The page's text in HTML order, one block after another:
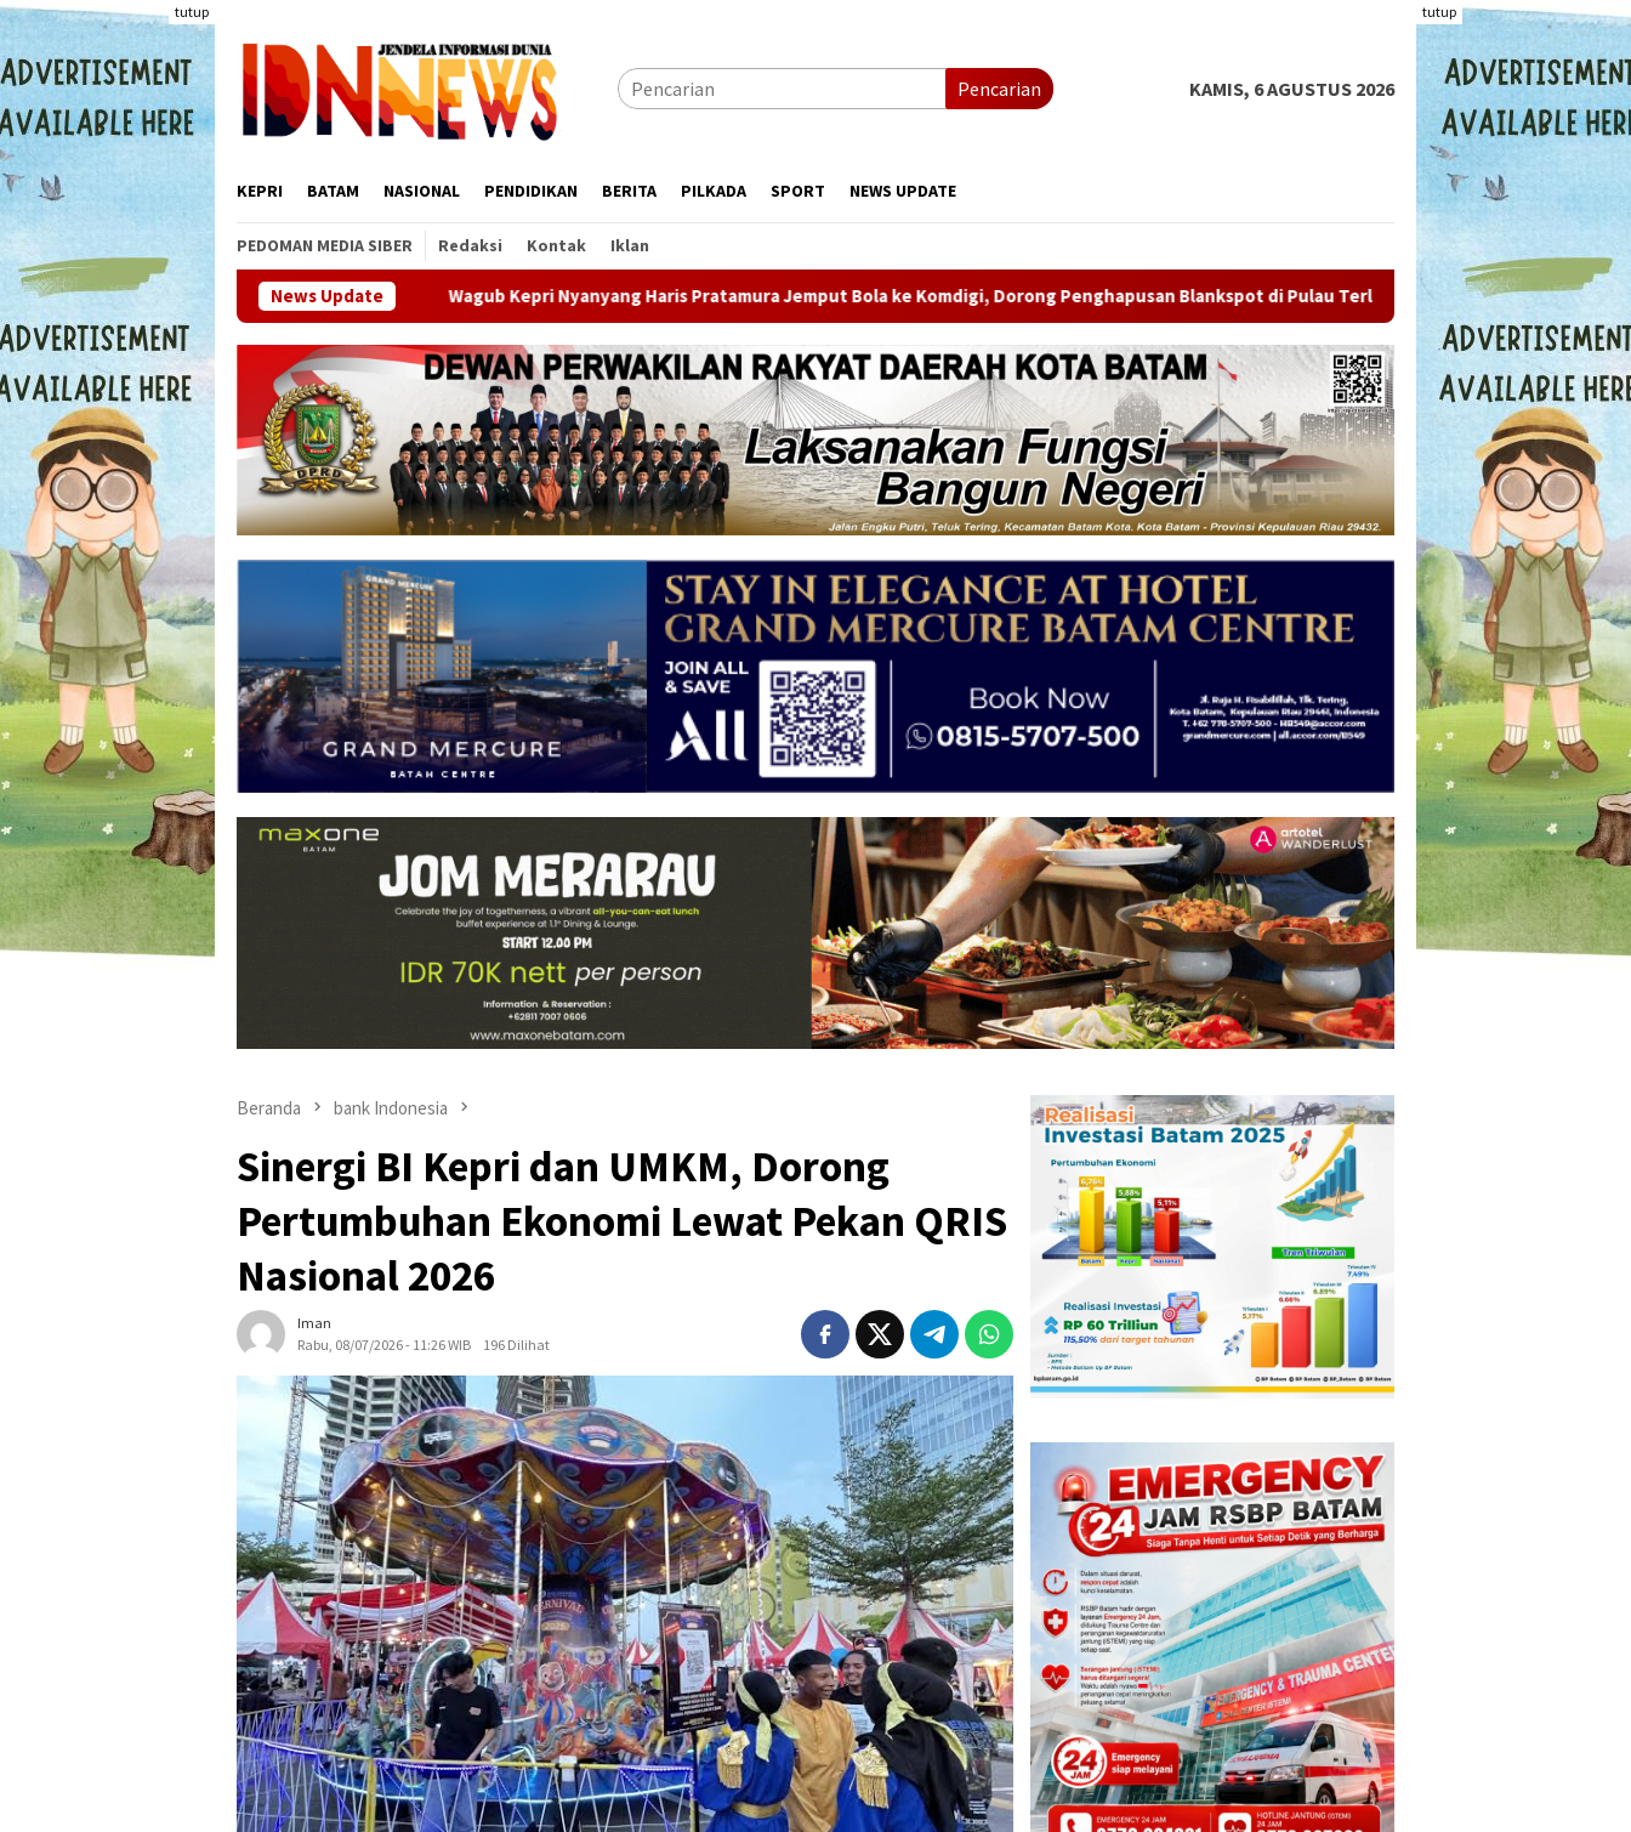
Loncat
ke
konten
tutup tutup
Pencarian KAMIS, 6 AGUSTUS 2026
KEPRI BATAM NASIONAL PENDIDIKAN BERITA PILKADA SPORT NEWS UPDATE
PEDOMAN MEDIA SIBER Redaksi Kontak Iklan
News Update
Wagub Kepri Nyanyang Haris Pratamura Jemput Bola ke Komdigi, Dorong Penghapusan Blankspot di Pulau Terluar Mantan Ketua PWI Kepri Socrates Mundur,
Beranda bank Indonesia
​Sinergi BI Kepri dan UMKM, Dorong
Pertumbuhan Ekonomi Lewat Pekan QRIS
Nasional 2026
Iman
Rabu, 08/07/2026 - 11:26 WIB
196 Dilihat